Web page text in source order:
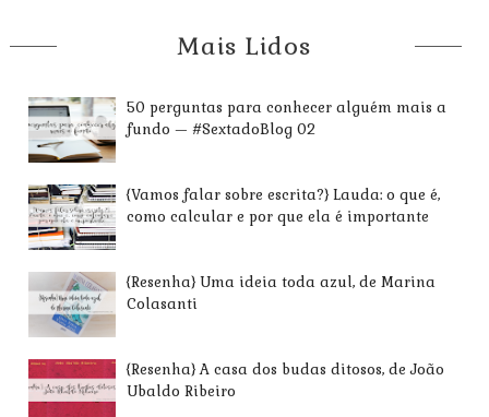
Mais Lidos
50 perguntas para conhecer alguém mais a
fundo — #SextadoBlog 02
{Vamos falar sobre escrita?} Lauda: o que é,
como calcular e por que ela é importante
{Resenha} Uma ideia toda azul, de Marina
Colasanti
{Resenha} A casa dos budas ditosos, de João
Ubaldo Ribeiro